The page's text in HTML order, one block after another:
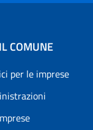
COMUNE
per le imprese